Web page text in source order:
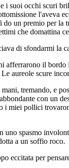
suoi occhi scuri
l'aveva
un premio per la
che domattina
di sfondarmi la
afferrarono il
aureole scure
tremando, e
con un
i miei pollici
uno spasmo
a un soffio roco.
eccitata per